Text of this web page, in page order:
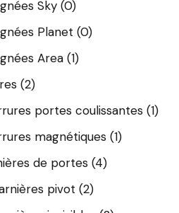
Sky (0)
Planet (0)
Area (1)
(2)
portes coulissantes (1)
magnétiques (1)
de portes (4)
pivot (2)